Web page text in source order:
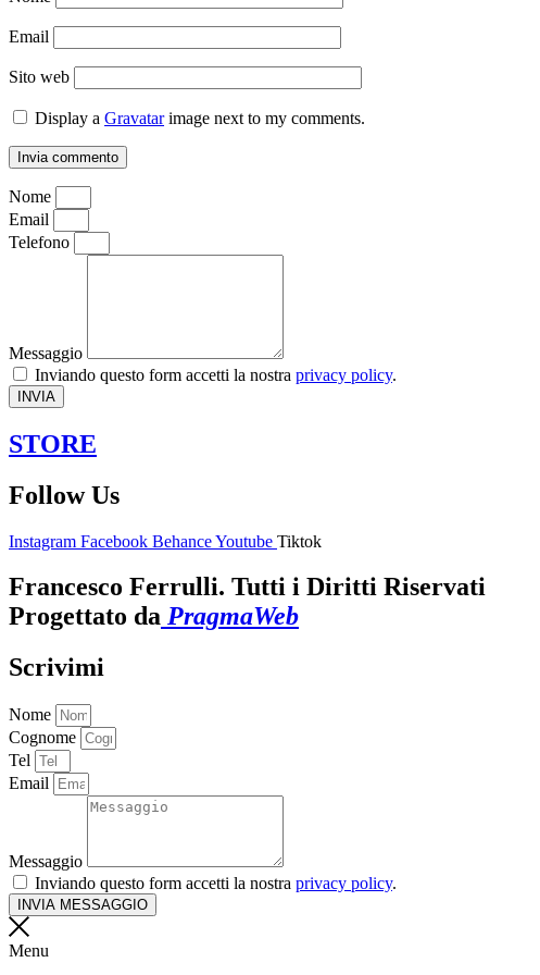
Email
Sito web
Display aGravatarimage next to my comments.
Nome
Email
Telefono
Messaggio
Inviando questo form accetti la nostra privacy policy.
INVIA
STORE
Follow Us
Instagram Facebook BehanceYoutube Tiktok
Francesco Ferrulli. Tutti i Diritti Riservati
Progettato da PragmaWeb
Scrivimi
Nome
Cognome
Tel
Email
Messaggio
Inviando questo form accetti la nostra privacy policy.
INVIA MESSAGGIO
Menu